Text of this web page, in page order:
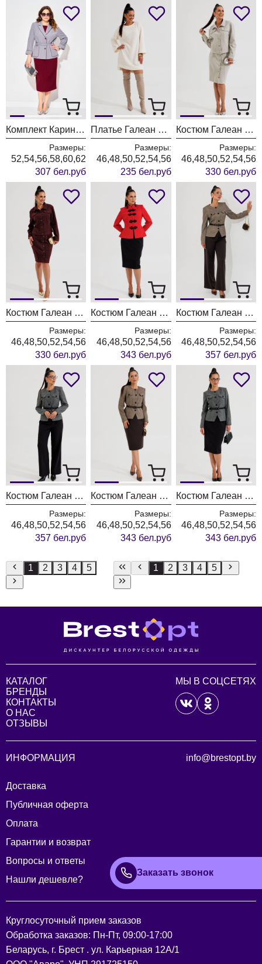
Комплект Карина Делюкс 1382 сизый + бургунди
Размеры:
52,54,56,58,60,62
307 бел.руб
Платье Галеан Cтиль 1017 молочный
Размеры:
46,48,50,52,54,56
235 бел.руб
Костюм Галеан Cтиль 1016 бежевый
Размеры:
46,48,50,52,54,56
330 бел.руб
Костюм Галеан Cтиль 1016 бордовый
Размеры:
46,48,50,52,54,56
330 бел.руб
Костюм Галеан Cтиль 1015 красный
Размеры:
46,48,50,52,54,56
343 бел.руб
Костюм Галеан Cтиль 1014Б коричневый с черным
Размеры:
46,48,50,52,54,56
357 бел.руб
Костюм Галеан Cтиль 1014Б серый с черным
Размеры:
46,48,50,52,54,56
357 бел.руб
Костюм Галеан Cтиль 1014А коричневый с черным
Размеры:
46,48,50,52,54,56
343 бел.руб
Костюм Галеан Cтиль 1014А серый с черным
Размеры:
46,48,50,52,54,56
343 бел.руб
1 2 3 4 5 1 2 3 4 5
КАТАЛОГ
БРЕНДЫ
КОНТАКТЫ
О НАС
ОТЗЫВЫ
МЫ В СОЦСЕТЯХ
ИНФОРМАЦИЯ
Доставка
Публичная оферта
Оплата
Гарантии и возврат
Вопросы и ответы
Нашли дешевле?
info@brestopt.by
Заказать звонок
Круглосуточный прием заказов
Обработка заказов: Пн-Пт, 09:00-17:00
Беларусь, г. Брест . ул. Карьерная 12А/1